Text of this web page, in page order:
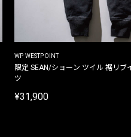
WP WESTPOINT
限定 SEAN/ショーン ツイル 裾リブ
ツ
¥31,900